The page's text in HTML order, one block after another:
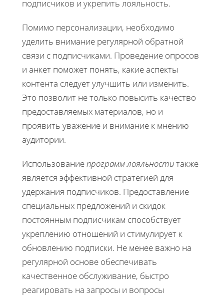
подписчиков и укрепить лояльность.
Помимо персонализации, необходимо
уделить внимание регулярной обратной
связи с подписчиками. Проведение опросов
и анкет поможет понять, какие аспекты
контента следует улучшить или изменить.
Это позволит не только повысить качество
предоставляемых материалов, но и
проявить уважение и внимание к мнению
аудитории.
Использованиепрограмм лояльноститакже
является эффективной стратегией для
удержания подписчиков. Предоставление
специальных предложений и скидок
постоянным подписчикам способствует
укреплению отношений и стимулирует к
обновлению подписки. Не менее важно на
регулярной основе обеспечивать
качественное обслуживание, быстро
реагировать на запросы и вопросы